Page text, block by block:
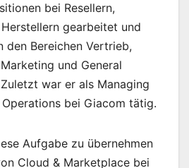
bei Resellern,
gearbeitet und
den Bereichen Vertrieb,
und General
war er als Managing
bei Giacom tätig.
Aufgabe zu übernehmen
Cloud & Marketplace bei